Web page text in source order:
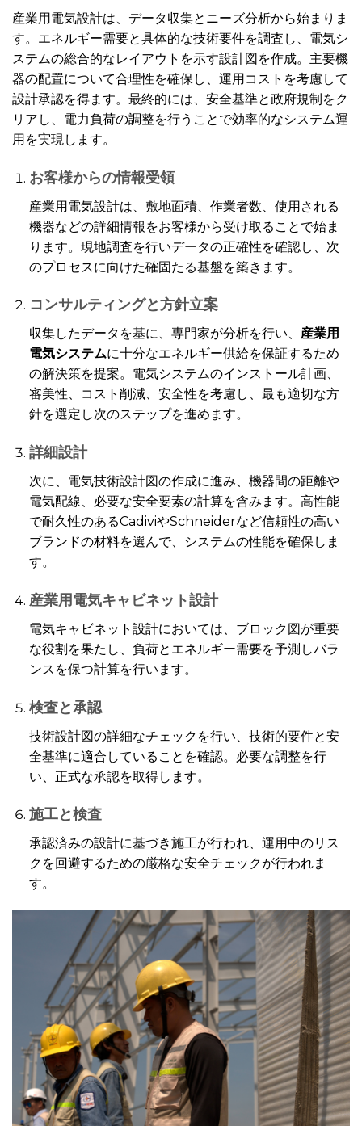
産業用電気設計は、データ収集とニーズ分析から始まりま
す。エネルギー需要と具体的な技術要件を調査し、電気シ
ステムの総合的なレイアウトを示す設計図を作成。主要機
器の配置について合理性を確保し、運用コストを考慮して
設計承認を得ます。最終的には、安全基準と政府規制をク
リアし、電力負荷の調整を行うことで効率的なシステム運
用を実現します。
お客様からの情報受領
産業用電気設計は、敷地面積、作業者数、使用される
機器などの詳細情報をお客様から受け取ることで始ま
ります。現地調査を行いデータの正確性を確認し、次
のプロセスに向けた確固たる基盤を築きます。
コンサルティングと方針立案
収集したデータを基に、専門家が分析を行い、 産業用
電気システムに十分なエネルギー供給を保証するため
の解決策を提案。電気システムのインストール計画、
審美性、コスト削減、安全性を考慮し、最も適切な方
針を選定し次のステップを進めます。
詳細設計
次に、電気技術設計図の作成に進み、機器間の距離や
電気配線、必要な安全要素の計算を含みます。高性能
で耐久性のあるCadiviやSchneiderなど信頼性の高い
ブランドの材料を選んで、システムの性能を確保しま
す。
産業用電気キャビネット設計
電気キャビネット設計においては、ブロック図が重要
な役割を果たし、負荷とエネルギー需要を予測しバラ
ンスを保つ計算を行います。
検査と承認
技術設計図の詳細なチェックを行い、技術的要件と安
全基準に適合していることを確認。必要な調整を行
い、正式な承認を取得します。
施工と検査
承認済みの設計に基づき施工が行われ、運用中のリス
クを回避するための厳格な安全チェックが行われま
す。